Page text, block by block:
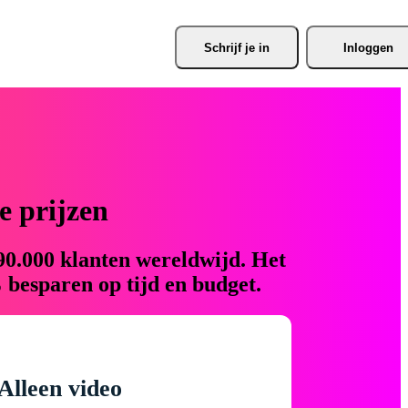
Schrijf je in Inloggen
prijzen
klanten wereldwijd. Het
op tijd en budget.
video